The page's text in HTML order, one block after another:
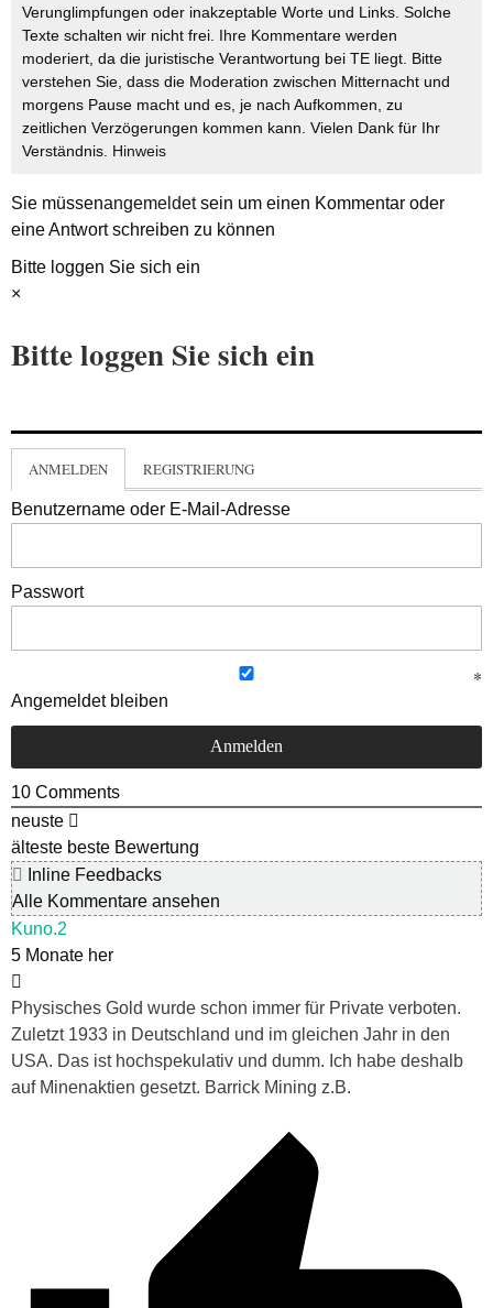
Verunglimpfungen oder inakzeptable Worte und Links. Solche
Texte schalten wir nicht frei. Ihre Kommentare werden
moderiert, da die juristische Verantwortung bei TE liegt. Bitte
verstehen Sie, dass die Moderation zwischen Mitternacht und
morgens Pause macht und es, je nach Aufkommen, zu
zeitlichen Verzögerungen kommen kann. Vielen Dank für Ihr
Verständnis. Hinweis
Sie müssenangemeldetsein um einen Kommentar oder
eine Antwort schreiben zu können
Bitte loggen Sie sich ein
×
Bitte loggen Sie sich ein
ANMELDEN REGISTRIERUNG
Benutzername oder E-Mail-Adresse
Passwort
Angemeldet bleiben
10 Comments
neuste
älteste beste Bewertung
Inline Feedbacks
Alle Kommentare ansehen
Kuno.2
5 Monate her
Physisches Gold wurde schon immer für Private verboten.
Zuletzt 1933 in Deutschland und im gleichen Jahr in den
USA. Das ist hochspekulativ und dumm. Ich habe deshalb
auf Minenaktien gesetzt. Barrick Mining z.B.